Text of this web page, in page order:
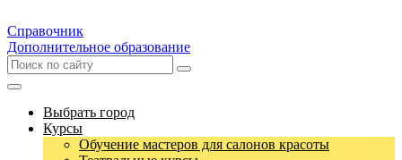
Справочник
Дополнительное образование
Выбрать город
Курсы
Обучение мастеров для салонов красоты